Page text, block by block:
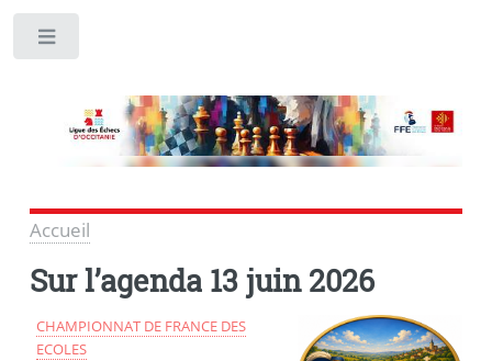
Accueil
Sur l’agenda 13 juin 2026
CHAMPIONNAT DE FRANCE DES
ECOLES